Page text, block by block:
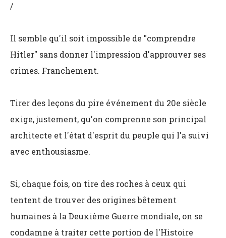
/
Il semble qu'il soit impossible de "comprendre
Hitler" sans donner l'impression d'approuver ses
crimes. Franchement.
Tirer des leçons du pire événement du 20e siècle
exige, justement, qu'on comprenne son principal
architecte et l'état d'esprit du peuple qui l'a suivi
avec enthousiasme.
Si, chaque fois, on tire des roches à ceux qui
tentent de trouver des origines bêtement
humaines à la Deuxième Guerre mondiale, on se
condamne à traiter cette portion de l'Histoire